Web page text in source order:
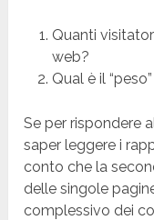
Quanti
web?
Qual è il
Se per rispondere
saper leggere i
conto che la
delle singole
complessivo dei